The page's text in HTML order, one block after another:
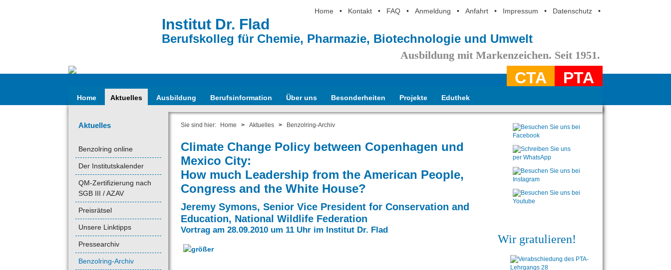
Home • Kontakt • FAQ • Anmeldung • Anfahrt • Impressum • Datenschutz •
Institut Dr. Flad
Berufskolleg für Chemie, Pharmazie, Biotechnologie und Umwelt
Ausbildung mit Markenzeichen. Seit 1951.
CTA PTA
Home Aktuelles Ausbildung Berufsinformation Über uns Besonderheiten Projekte Eduthek
Aktuelles
Benzolring online
Der Institutskalender
QM-Zertifizierung nach
SGB III / AZAV
Preisrätsel
Unsere Linktipps
Pressearchiv
Benzolring-Archiv
Sie sind hier: Home > Aktuelles > Benzolring-Archiv
Climate Change Policy between Copenhagen und
Mexico City:
How much Leadership from the American People,
Congress and the White House?
Jeremy Symons, Senior Vice President for Conservation and
Education, National Wildlife Federation
Vortrag am 28.09.2010 um 11 Uhr im Institut Dr. Flad
Wir gratulieren!